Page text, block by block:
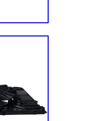
les pièces
en 2-3 jours
de clients